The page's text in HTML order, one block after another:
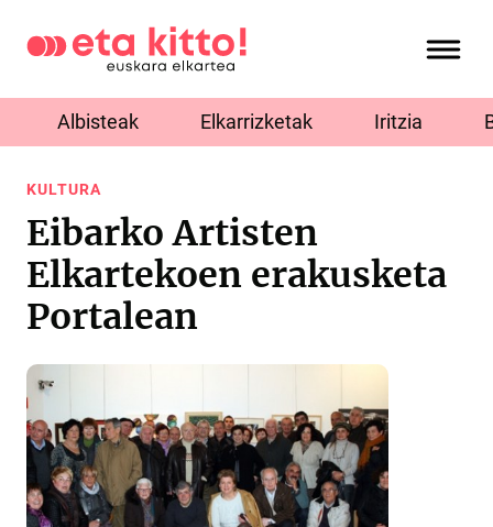
Albisteak Elkarrizketak Iritzia
KULTURA
Eibarko Artisten
Elkartekoen erakusketa
Portalean